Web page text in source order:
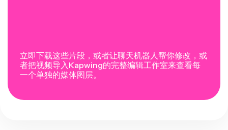
立即下载这些片段，或者让聊天机器人帮你修改，或
者把视频导入Kapwing的完整编辑工作室来查看每
一个单独的媒体图层。